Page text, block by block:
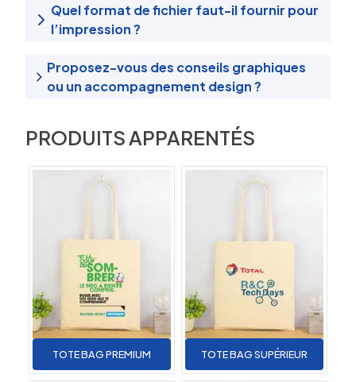
Quel format de fichier faut-il fournir pour
l’impression ?
Proposez-vous des conseils graphiques
ou un accompagnement design ?
PRODUITS APPARENTÉS
TOTE BAG PREMIUM TOTE BAG SUPÉRIEUR